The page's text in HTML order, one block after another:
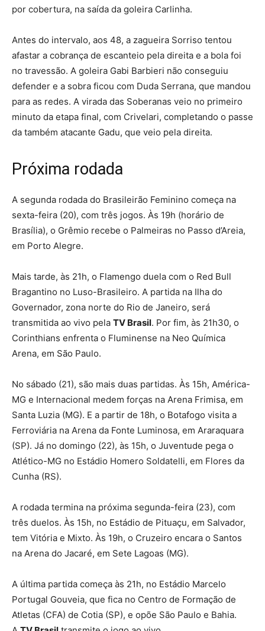
por cobertura, na saída da goleira Carlinha.
Antes do intervalo, aos 48, a zagueira Sorriso tentou
afastar a cobrança de escanteio pela direita e a bola foi
no travessão. A goleira Gabi Barbieri não conseguiu
defender e a sobra ficou com Duda Serrana, que mandou
para as redes. A virada das Soberanas veio no primeiro
minuto da etapa final, com Crivelari, completando o passe
da também atacante Gadu, que veio pela direita.
Próxima rodada
A segunda rodada do Brasileirão Feminino começa na
sexta-feira (20), com três jogos. Às 19h (horário de
Brasília), o Grêmio recebe o Palmeiras no Passo d’Areia,
em Porto Alegre.
Mais tarde, às 21h, o Flamengo duela com o Red Bull
Bragantino no Luso-Brasileiro. A partida na Ilha do
Governador, zona norte do Rio de Janeiro, será
transmitida ao vivo pela TV Brasil. Por fim, às 21h30, o
Corinthians enfrenta o Fluminense na Neo Química
Arena, em São Paulo.
No sábado (21), são mais duas partidas. Às 15h, América-
MG e Internacional medem forças na Arena Frimisa, em
Santa Luzia (MG). E a partir de 18h, o Botafogo visita a
Ferroviária na Arena da Fonte Luminosa, em Araraquara
(SP). Já no domingo (22), às 15h, o Juventude pega o
Atlético-MG no Estádio Homero Soldatelli, em Flores da
Cunha (RS).
A rodada termina na próxima segunda-feira (23), com
três duelos. Às 15h, no Estádio de Pituaçu, em Salvador,
tem Vitória e Mixto. Às 19h, o Cruzeiro encara o Santos
na Arena do Jacaré, em Sete Lagoas (MG).
A última partida começa às 21h, no Estádio Marcelo
Portugal Gouveia, que fica no Centro de Formação de
Atletas (CFA) de Cotia (SP), e opõe São Paulo e Bahia.